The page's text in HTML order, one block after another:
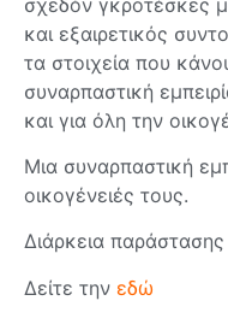
και εξαιρετικός
τα στοιχεία που
συναρπαστική
και για όλη την
Μια συναρπαστική
οικογένειές τους.
Διάρκεια παράστασης
Δείτε την εδώ